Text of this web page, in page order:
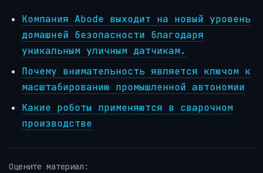
Компания Abode выходит на новый уровень
домашней безопасности благодаря
уникальным уличным датчикам.
Почему внимательность является ключом к
масштабированию промышленной автономии
Какие роботы применяются в сварочном
производстве
Оцените материал: